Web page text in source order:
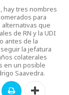
hay tres nombres
para
alternativas que
de RN y la UDI
antes de la
la jefatura
colaterales
en un posible
Saavedra.